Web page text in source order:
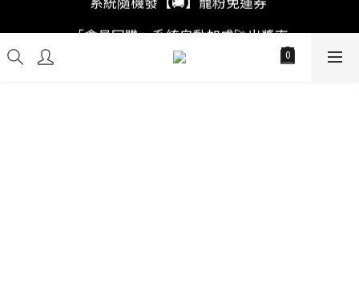
「註冊新會員」買福袋結帳直接"首購爆擊🥊"
「會員回購」系統自動加成🚀出獎率
「註冊新會員」買福袋結帳直接"首購爆擊🥊"